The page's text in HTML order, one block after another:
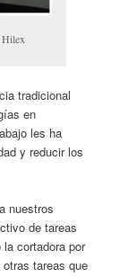
tradicional
en
les ha
y reducir los
nuestros
de tareas
cortadora por
tareas que